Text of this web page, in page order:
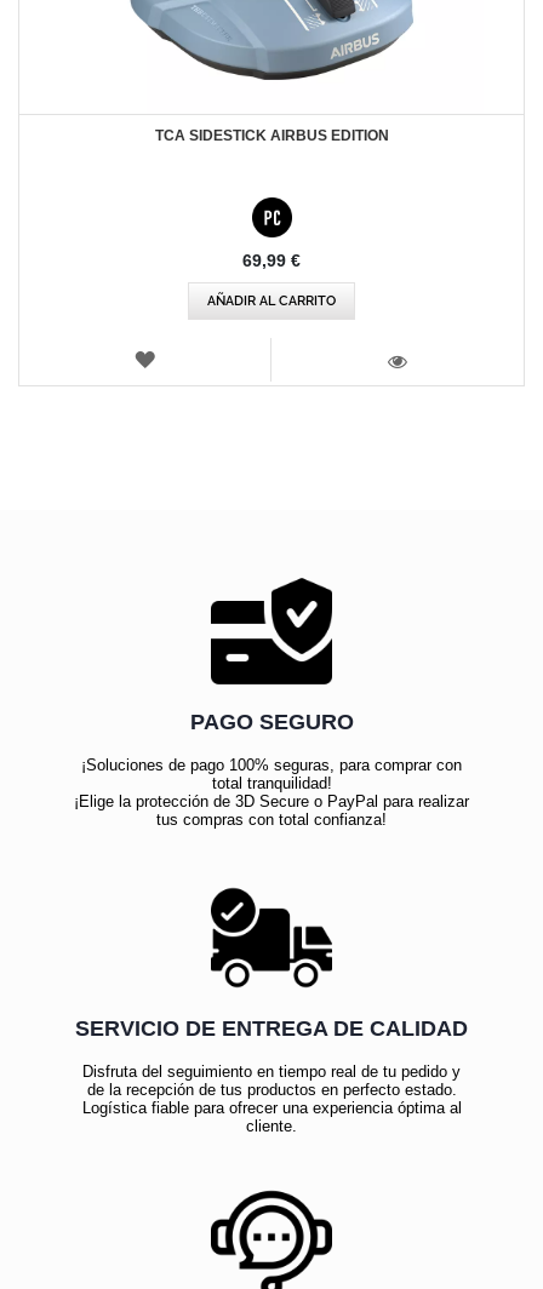
TCA SIDESTICK AIRBUS EDITION
69,99 €
AÑADIR AL CARRITO
LISTA
PAGO SEGURO
¡Soluciones de pago 100% seguras, para comprar con
total tranquilidad!
¡Elige la protección de 3D Secure o PayPal para realizar
tus compras con total confianza!
SERVICIO DE ENTREGA DE CALIDAD
Disfruta del seguimiento en tiempo real de tu pedido y
de la recepción de tus productos en perfecto estado.
Logística fiable para ofrecer una experiencia óptima al
cliente.